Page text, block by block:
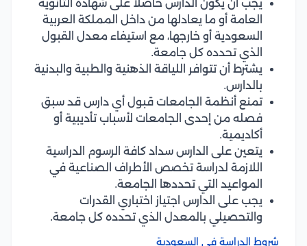
يجب أن يكون الدارس حاصلًا على شهادة الثانوية
العامة أو ما يعادلها من داخل المملكة العربية
السعودية أو خارجها، مع استيفاء معدل القبول
الذي تحدده كل جامعة.
يشترط أن تتوافر اللياقة الذهنية والطبية والبدنية
بالدارس.
تمنع أنظمة الجامعات قبول أي دارس قد سبق
فصله من إحدى الجامعات لأسباب تأديبية أو
أكاديمية.
يتعين على الدارس سداد كافة الرسوم الدراسية
اللازمة لدراسة تخصص الأطراف الصناعية في
المواعيد التي تحددها الجامعة.
يجب على الدارس اجتياز اختباري القدرات
والتحصيلي بالمعدل الذي تحدده كل جامعة.
شروط الدراسة في السعودية